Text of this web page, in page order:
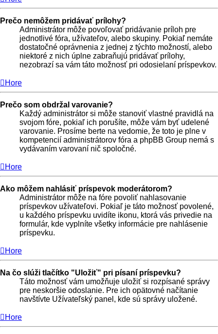
Prečo nemôžem pridávať prílohy?
Administrátor môže povoľovať pridávanie príloh pre
jednotlivé fóra, užívateľov, alebo skupiny. Pokiaľ nemáte
dostatočné oprávnenia z jednej z týchto možností, alebo
niektoré z nich úplne zabraňujú pridávať prílohy,
nezobrazí sa vám táto možnosť pri odosielaní príspevkov.
Hore
Prečo som obdržal varovanie?
Každý administrátor si môže stanoviť vlastné pravidlá na
svojom fóre, pokiaľ ich porušíte, môže vám byť udelené
varovanie. Prosíme berte na vedomie, že toto je plne v
kompetencií administrátorov fóra a phpBB Group nemá s
vydávaním varovaní nič spoločné.
Hore
Ako môžem nahlásiť príspevok moderátorom?
Administrátor môže na fóre povoliť nahlasovanie
príspevkov užívateľovi. Pokiaľ je táto možnosť povolené,
u každého príspevku uvidíte ikonu, ktorá vás privedie na
formulár, kde vyplníte všetky informácie pre nahlásenie
príspevku.
Hore
Na čo slúži tlačítko "Uložiť" pri písaní príspevku?
Táto možnosť vám umožňuje uložiť si rozpísané správy
pre neskoršie odoslanie. Pre ich opätovné načítanie
navštívte Užívateľský panel, kde sú správy uložené.
Hore